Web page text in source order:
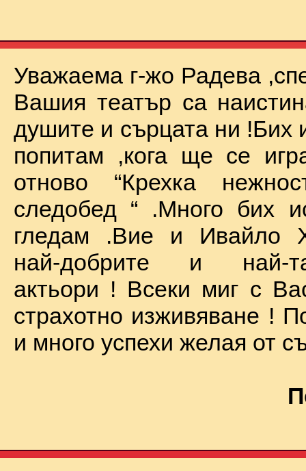
Уважаема г-жо Радева
Вашия театър са
душите и сърцата ни !Бих
попитам ,кога ще се
отново “Крехка
следобед “ .Много бих
гледам .Вие и Ивайло
най-добрите и най-
актьори ! Всеки миг с
страхотно изживяване !
и много успехи желая от